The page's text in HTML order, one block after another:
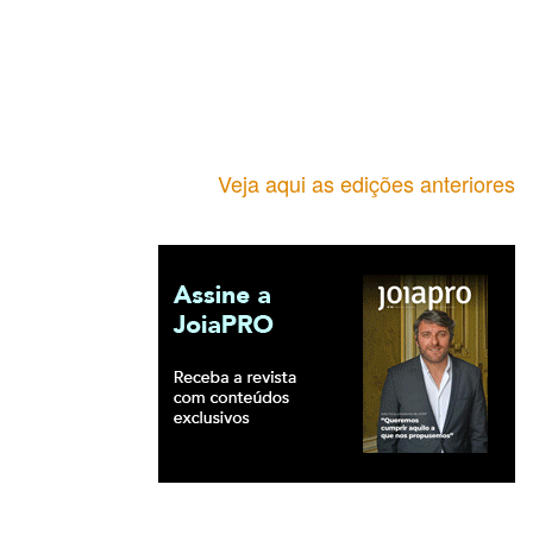
Veja aqui as edições anteriores